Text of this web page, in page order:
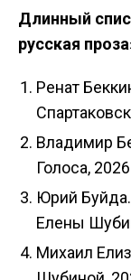
Длинный
русская
Ренат
Владимир
Голоса, 2026
Юрий
Елены
Михаил